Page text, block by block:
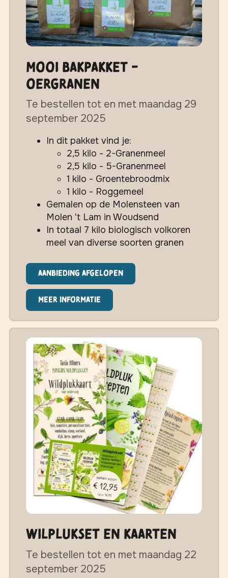
MOOI Bakpakket -
Oergranen
Te bestellen tot en met maandag 29
september 2025
In dit pakket vind je:
2,5 kilo - 2-Granenmeel
2,5 kilo - 5-Granenmeel
1 kilo - Groentebroodmix
1 kilo - Roggemeel
Gemalen op de Molensteen van
Molen 't Lam in Woudsend
In totaal 7 kilo biologisch volkoren
meel van diverse soorten granen
Aanbieding afgelopen
Meer informatie
Wilplukset en Kaarten
Te bestellen tot en met maandag 22
september 2025